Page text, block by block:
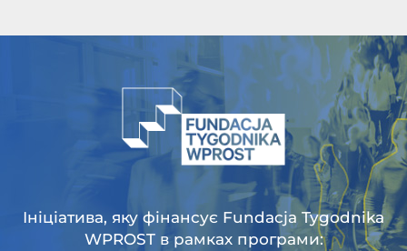
Ініціатива, яку фінансує Fundacja Tygodnika
WPROST в рамках програми: